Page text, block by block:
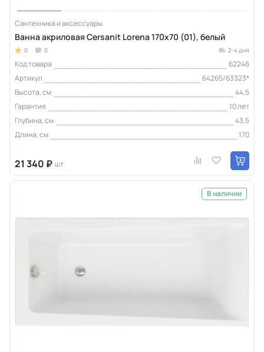
Сантехника и аксессуары
Ванна акриловая Cersanit Lorena 170x70 (01), белый
0 0 2-4 дня
Код товара
62246
Артикул
64265/63323*
Высота, см
44,5
Гарантия
10 лет
Глубина, см
43,5
Длина, см
170
21 340 ₽ шт
В наличии